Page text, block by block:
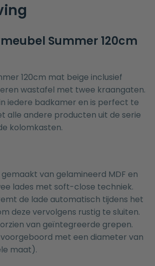
Summer 120cm
120cm mat beige inclusief
wastafel met twee kraangaten.
iedere badkamer en is perfect te
alle andere producten uit de serie
kolomkasten.
van gelamineerd MDF en
lades met soft-close techniek.
de lade automatisch tijdens het
deze vervolgens rustig te sluiten.
van geïntegreerde grepen.
met een diameter van
maat).